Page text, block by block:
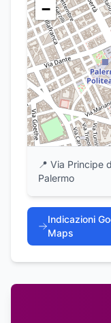
−
📍 Via Principe
Palermo
Indicazioni
Maps